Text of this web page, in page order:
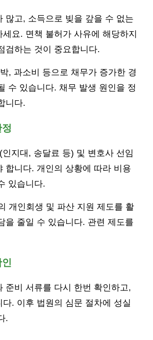
많고, 소득으로 빚을 갚을 수 없는
요. 면책 불허가 사유에 해당하지
검하는 것이 중요합니다.
, 과소비 등으로 채무가 증가한 경
수 있습니다. 채무 발생 원인을 정
니다.
지대, 송달료 등) 및 변호사 선임
합니다. 개인의 상황에 따라 비용
있습니다.
개인회생 및 파산 지원 제도를 활
을 줄일 수 있습니다. 관련 제도를
준비 서류를 다시 한번 확인하고,
다. 이후 법원의 심문 절차에 성실
.